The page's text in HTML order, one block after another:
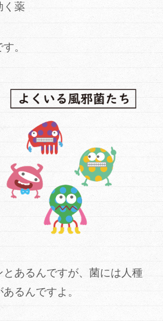
く薬
。
あるんですが、菌には人種
るんですよ。